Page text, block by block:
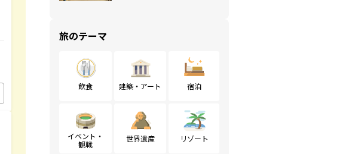
旅のテーマ
飲食 建築・アート 宿泊
イベント・
観戦
世界遺産 リゾート